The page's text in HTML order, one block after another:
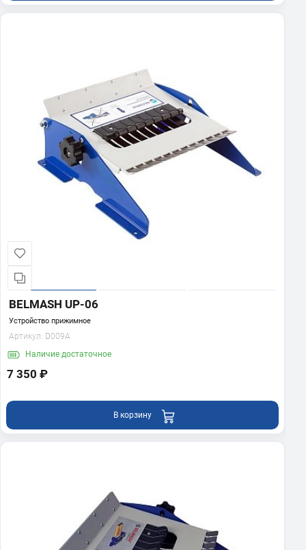
BELMASH UP-06
Устройство прижимное
Артикул: D009A
Наличие достаточное
7 350 ₽
В корзину